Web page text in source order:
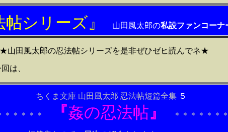
帖シリーズ』 山田風太郎の私設ファンコーナ
帖シリーズを是非ぜひゼヒ読んでネ★
は、
山田風太郎 忍法帖短篇全集 ５
＊＊＊ 『姦の忍法帖』 ＊＊＊＊＊＊